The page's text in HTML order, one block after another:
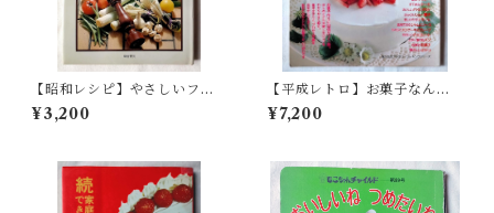
【昭和レシピ】やさしいフラ
ンス料理 小川忠彦（昭和49
年）
¥3,200
【平成レトロ】お菓子なんか
こわくないー はじめての人の
やさしい手作りお菓子集 (婦人
¥7,200